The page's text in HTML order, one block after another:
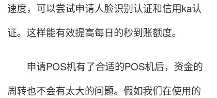
速度，可以尝试申请人脸识别认证和信用ka认
证。这样能有效提高每日的秒到账额度。
申请POS机有了合适的POS机后，资金的
周转也不会有太大的问题。假如我们在使用的